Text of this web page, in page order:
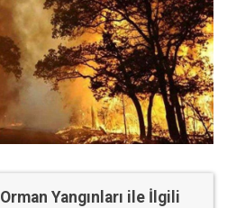
Orman Yangınları ile İlgili